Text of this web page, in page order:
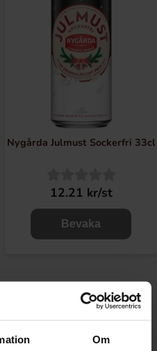
Om
fruktsoda,
cola light. Nygårda finns
läsksmaker
och färgämnen, eller
smak och färg från naturen”.
sötningsmedel eller annan
Nygårda Julmust Sockerfri 33cl
12.21 kr/st
Bevaka